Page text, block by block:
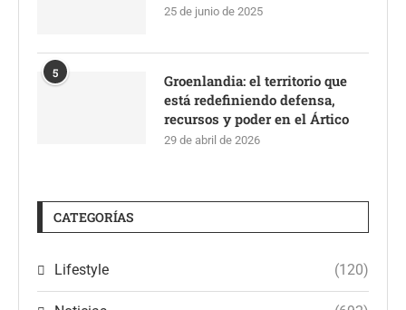
25 de junio de 2025
5
Groenlandia: el territorio que
está redefiniendo defensa,
recursos y poder en el Ártico
29 de abril de 2026
CATEGORÍAS
Lifestyle (120)